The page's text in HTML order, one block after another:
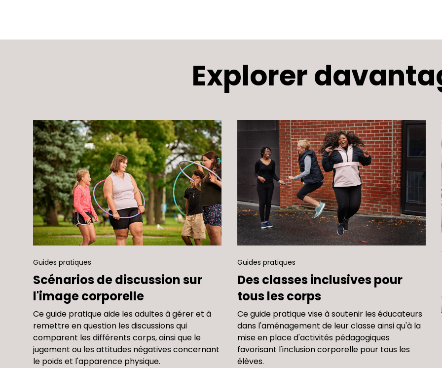
Explorer
Guides pratiques
Scénarios de discussion sur
l'image corporelle
Ce guide pratique aide les adultes à gérer et à
remettre en question les discussions qui
comparent les différents corps, ainsi que le
jugement ou les attitudes négatives concernant
le poids et l'apparence physique.
Guides pratiques
Des classes inclusives pour
tous les corps
Ce guide pratique vise à soutenir les éducateurs
dans l'aménagement de leur classe ainsi qu'à la
mise en place d'activités pédagogiques
favorisant l'inclusion corporelle pour tous les
élèves.